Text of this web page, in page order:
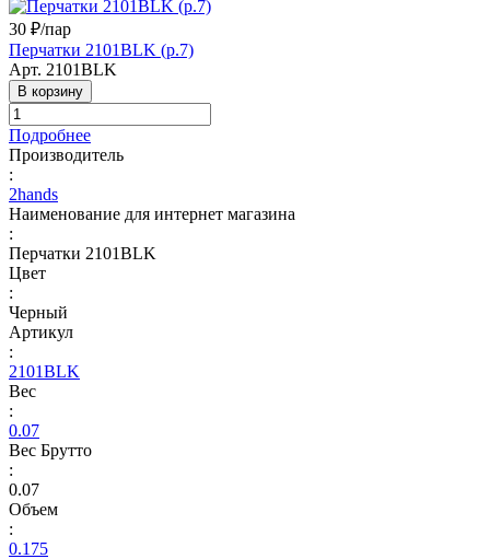
30 ₽/пар
Перчатки 2101BLK (р.7)
Арт. 2101BLK
В корзину
Подробнее
Производитель
:
2hands
Наименование для интернет магазина
:
Перчатки 2101BLK
Цвет
:
Черный
Артикул
:
2101BLK
Вес
:
0.07
Вес Брутто
:
0.07
Объем
:
0.175